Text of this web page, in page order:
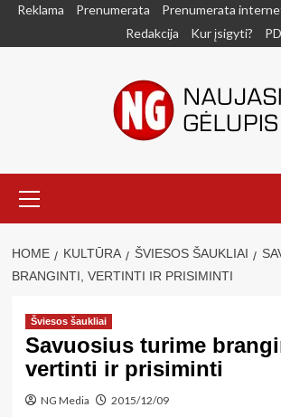
SkipReklama Prenumerata Prenumerata
Redakcija
Kur įsigyti?
Menu
HOME KULTŪRA ŠVIESOS ŠAUKLIAI
BRANGINTI, VERTINTI IR PRISIMINTI
Šviesos šaukliai
Savuosius turime
vertinti ir prisiminti
NG Media 2015/12/09